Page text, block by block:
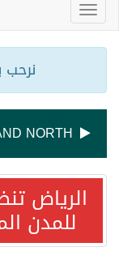
نرحب
الرياض
للمدن